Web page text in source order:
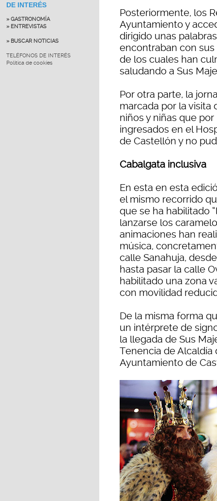
DE INTERÉS
» GASTRONOMÍA
» ENTREVISTAS
» BUSCAR NOTICIAS
TELÉFONOS DE INTERÉS
Política de cookies
Posteriormente, los
Ayuntamiento y
dirigido unas
encontraban con sus
de los cuales han
saludando a Sus
Por otra parte, la
marcada por la visita
niños y niñas que
ingresados en el
de Castellón y no
Cabalgata inclusiva
En esta en esta
el mismo recorrido
que se ha habilitado
lanzarse los
animaciones han
música,
calle Sanahuja,
hasta pasar la calle
habilitado una zona
con movilidad
De la misma forma
un intérprete de
la llegada de Sus
Tenencia de Alcaldía
Ayuntamiento de